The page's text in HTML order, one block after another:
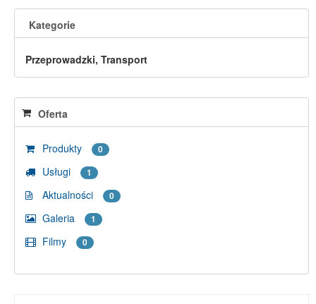
Kategorie
Przeprowadzki, Transport
Oferta
Produkty 0
Usługi 1
Aktualności 0
Galeria 1
Filmy 0